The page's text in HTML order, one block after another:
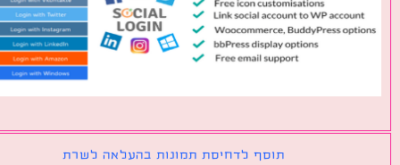
תוסף לדחיסת תמונות בהעלאה לשרת